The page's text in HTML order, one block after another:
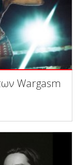
Wargasm